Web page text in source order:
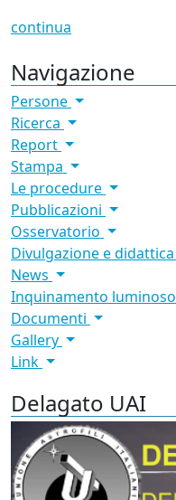
continua
Navigazione
Persone
Ricerca
Report
Stampa
Le procedure
Pubblicazioni
Osservatorio
Divulgazione e didattica
News
Inquinamento luminoso
Documenti
Gallery
Link
Delagato UAI